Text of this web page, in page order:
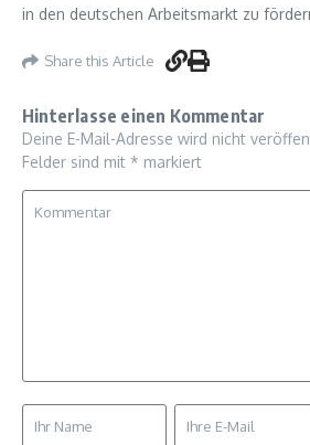
in den deutschen Arbeitsmarkt zu
Share this Article
Hinterlasse einen Kommentar
Deine E-Mail-Adresse wird nicht
Felder sind mit * markiert